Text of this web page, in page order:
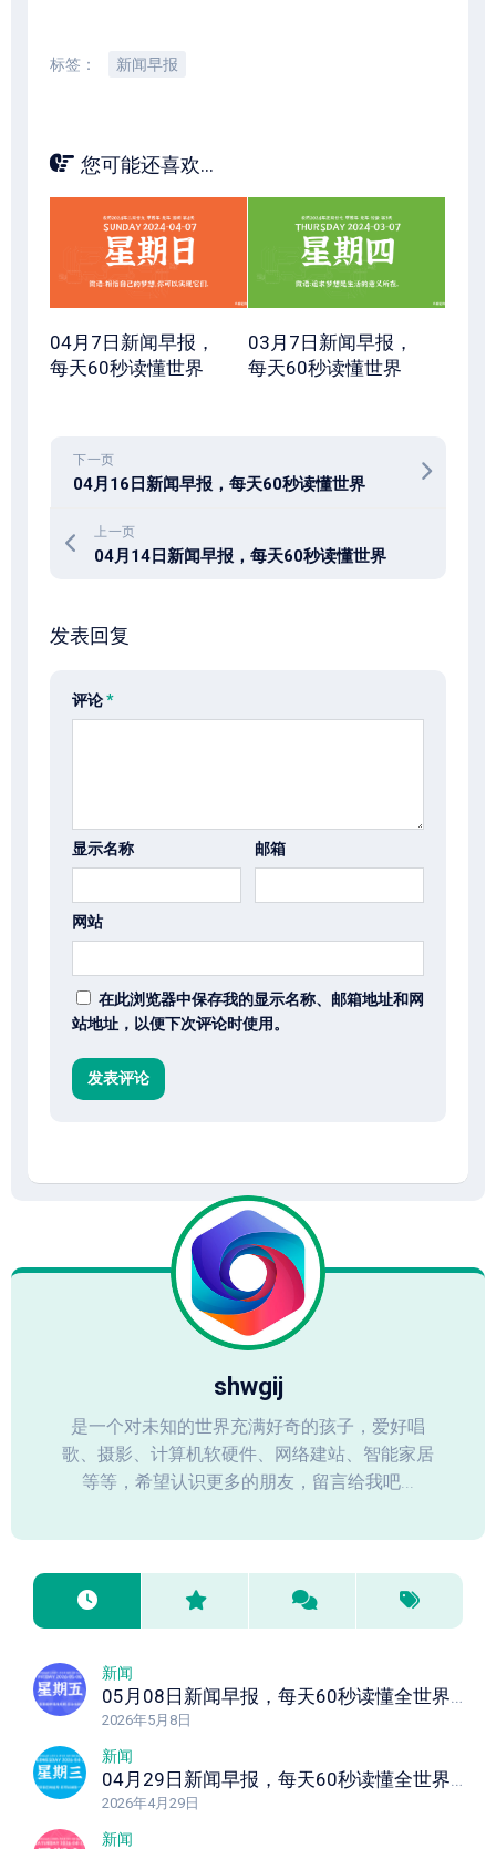
标签： 新闻早报
您可能还喜欢...
04月7日新闻早报，
每天60秒读懂世界
03月7日新闻早报，
每天60秒读懂世界
下一页
04月16日新闻早报，每天60秒读懂世界
上一页
04月14日新闻早报，每天60秒读懂世界
发表回复
评论*
显示名称 邮箱
网站
在此浏览器中保存我的显示名称、邮箱地址和网
站地址，以便下次评论时使用。
shwgij
是一个对未知的世界充满好奇的孩子，爱好唱
歌、摄影、计算机软硬件、网络建站、智能家居
等等，希望认识更多的朋友，留言给我吧...
新闻
05月08日新闻早报，每天60秒读懂全世界！
2026年5月8日
新闻
04月29日新闻早报，每天60秒读懂全世界！
2026年4月29日
新闻